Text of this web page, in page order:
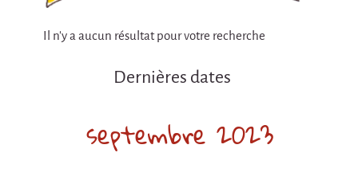
Courbatures
Courbatures
La Brise de la Pastille
Les maîtres du désordre
L'essaim - Projet participatif autour de la
Il n'y a aucun résultat pour votre recherche
Dernières dates
septembre 2023